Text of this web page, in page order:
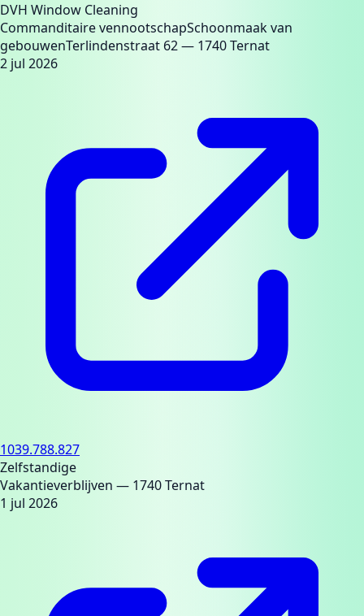
DVH Window Cleaning
Commanditaire vennootschapSchoonmaak van
gebouwenTerlindenstraat 62— 1740 Ternat
2 jul 2026
1039.788.827
Zelfstandige
Vakantieverblijven — 1740 Ternat
1 jul 2026